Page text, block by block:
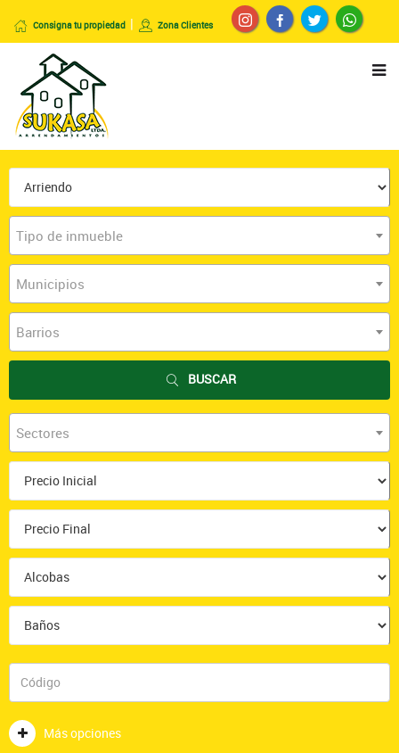
Consigna tu propiedad Zona Clientes
Tipo de inmueble
Municipios
Barrios
BUSCAR
Sectores
Más opciones